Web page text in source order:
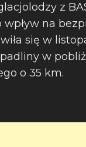
z
wpływ na
się w
w
o 35 km.